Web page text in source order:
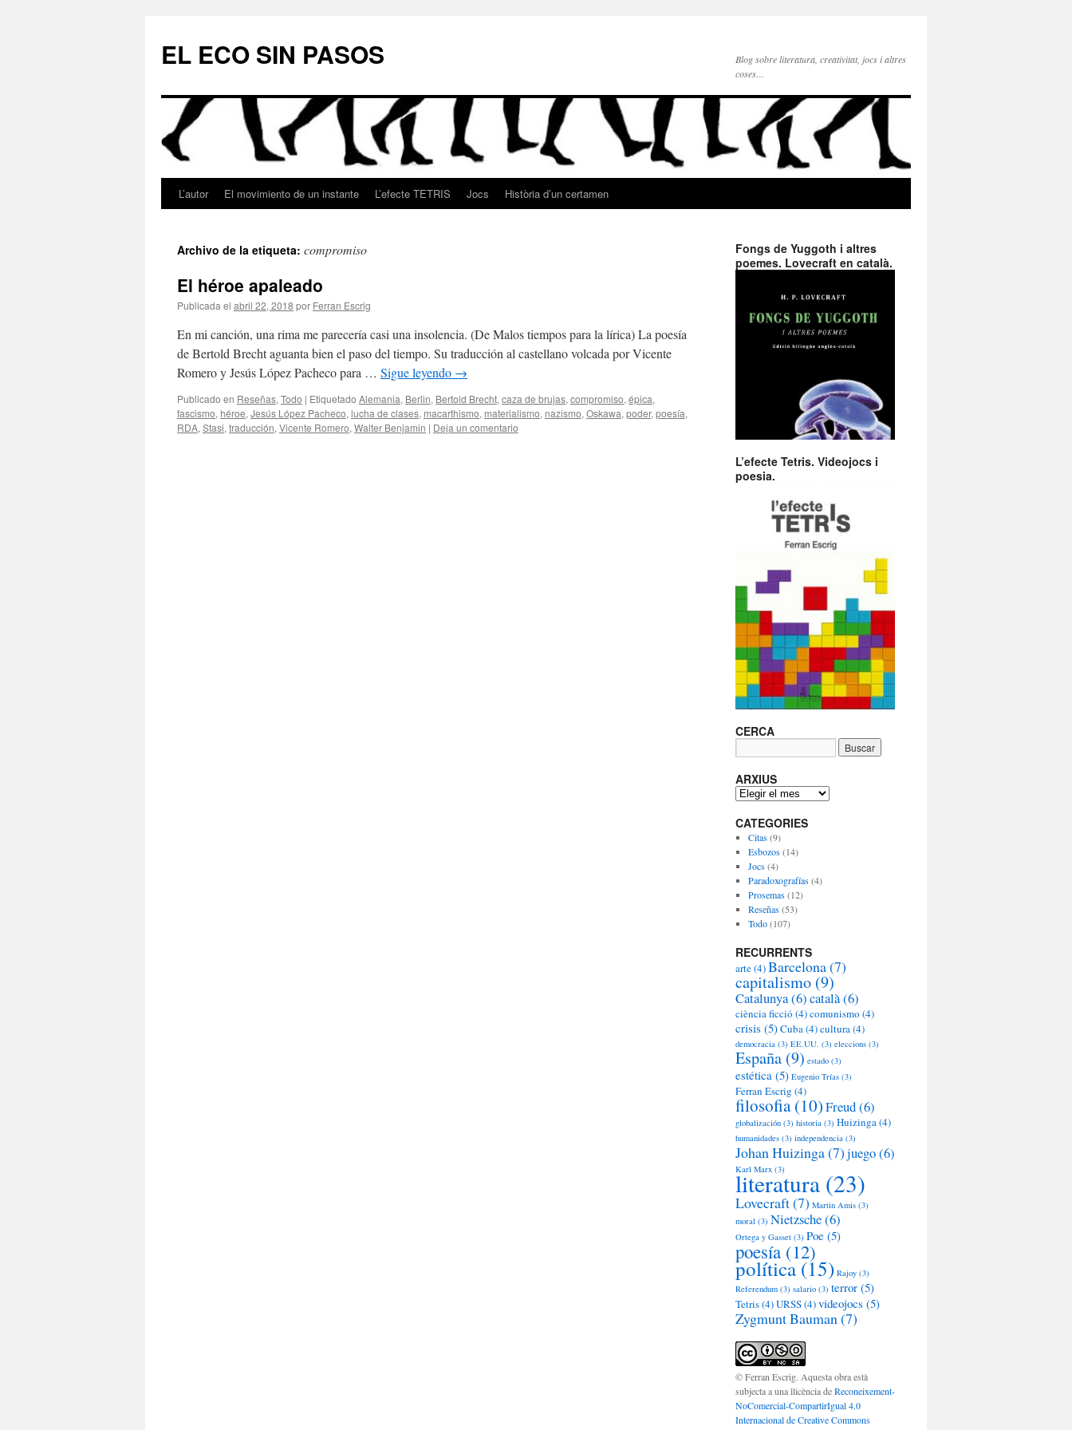
contenido
EL ECO SIN PASOS
Blog sobre literatura, creativitat, jocs i altres
coses…
L’autor El movimiento de un instante L’efecte TETRIS Jocs Història d’un certamen
Archivo de la etiqueta: compromiso
El héroe apaleado
Publicada el abril 22, 2018 por Ferran Escrig
En mi canción, una rima me parecería casi una insolencia. (De Malos tiempos para la lírica) La poesía
de Bertold Brecht aguanta bien el paso del tiempo. Su traducción al castellano volcada por Vicente
Romero y Jesús López Pacheco para … Sigue leyendo →
Publicado en Reseñas, Todo | Etiquetado Alemania, Berlin, Bertold Brecht, caza de brujas, compromiso, épica,
fascismo, héroe, Jesús López Pacheco, lucha de clases, macarthismo, materialismo, nazismo, Oskawa, poder, poesía,
RDA, Stasi, traducción, Vicente Romero, Walter Benjamin | Deja un comentario
Fongs de Yuggoth i altres
poemes. Lovecraft en català.
L’efecte Tetris. Videojocs i
poesia.
CERCA
ARXIUS
A
X
I
U
S
CATEGORIES
Citas(9)
Esbozos(14)
Jocs(4)
Paradoxografías(4)
Prosemas(12)
Reseñas(53)
Todo(107)
RECURRENTS
arte(4)Barcelona(7)
capitalismo (9)
Catalunya(6)català(6)
ciència ficció (4)comunismo (4)
crisis (5)Cuba(4)cultura(4)
democracia (3) EE.UU. (3) eleccions (3)
España (9) estado (3)
estética (5) Eugenio Trías (3)
Ferran Escrig (4)
filosofia(10)Freud(6)
globalización (3) historia (3) Huizinga(4)
humanidades (3) independencia (3)
Johan Huizinga(7)juego(6)
Karl Marx (3)
literatura (23)
Lovecraft(7) Martin Amis (3)
moral (3) Nietzsche(6)
Ortega y Gasset (3) Poe (5)
poesía (12)
política (15) Rajoy (3)
Referendum (3) salario (3) terror (5)
Tetris(4)URSS(4)videojocs (5)
Zygmunt Bauman(7)
© Ferran Escrig. Aquesta obra està
subjecta a una llicència deReconeixement-
NoComercial-CompartirIgual 4.0
Internacional de Creative Commons